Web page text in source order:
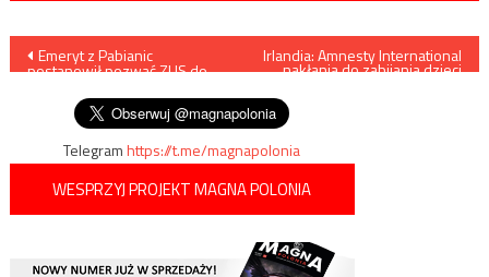
Nawigacja
wpisu
Emeryt z Pabianic
postanowił pozwać ZUS do
Irlandia: Amnesty International
nakłania do zabijania dzieci
Telegramhttps://t.me/magnapolonia
WESPRZYJ PROJEKT MAGNA POLONIA